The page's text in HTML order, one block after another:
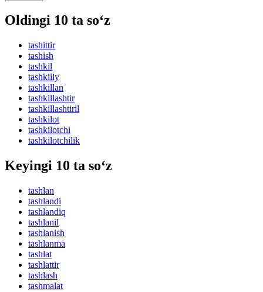
Oldingi 10 ta so‘z
tashittir
tashish
tashkil
tashkiliy
tashkillan
tashkillashtir
tashkillashtiril
tashkilot
tashkilotchi
tashkilotchilik
Keyingi 10 ta so‘z
tashlan
tashlandi
tashlandiq
tashlanil
tashlanish
tashlanma
tashlat
tashlattir
tashlash
tashmalat